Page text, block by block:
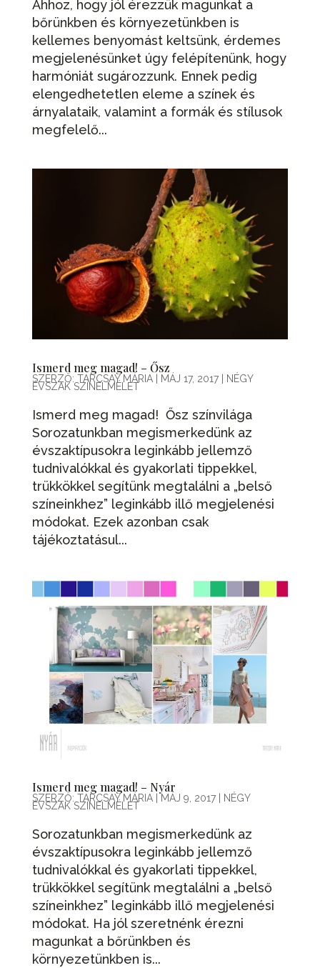
Ahhoz, hogy jól érezzük magunkat a
bőrünkben és környezetünkben is
kellemes benyomást keltsünk, érdemes
megjelenésünket úgy felépítenünk, hogy
harmóniát sugározzunk. Ennek pedig
elengedhetetlen eleme a színek és
árnyalataik, valamint a formák és stílusok
megfelelő...
Ismerd meg magad! – Ősz
SZERZŐ: TARCSAY MÁRIA| MÁJ 17, 2017| NÉGY
ÉVSZAK SZÍNELMÉLET
Ismerd meg magad! Ősz színvilága
Sorozatunkban megismerkedünk az
évszaktípusokra leginkább jellemző
tudnivalókkal és gyakorlati tippekkel,
trükkökkel segítünk megtalálni a „belső
színeinkhez” leginkább illő megjelenési
módokat. Ezek azonban csak
tájékoztatásul...
Ismerd meg magad! – Nyár
SZERZŐ: TARCSAY MÁRIA| MÁJ 9, 2017| NÉGY
ÉVSZAK SZÍNELMÉLET
Sorozatunkban megismerkedünk az
évszaktípusokra leginkább jellemző
tudnivalókkal és gyakorlati tippekkel,
trükkökkel segítünk megtalálni a „belső
színeinkhez” leginkább illő megjelenési
módokat. Ha jól szeretnénk érezni
magunkat a bőrünkben és
környezetünkben is...